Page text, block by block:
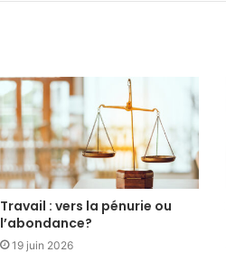
Travail : vers la pénurie ou
l’abondance?
19 juin 2026